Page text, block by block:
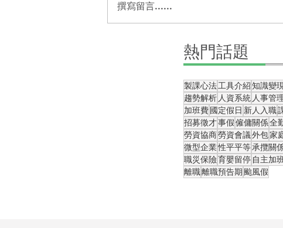
【5種拍攝法】協助你快速製
撰寫留言......
​熱門話題
製課心法工具介紹知識變
趨勢解析 人資系統 人事管
加班費 國定假日 新人入職
招募徵才事假僱傭關係全
勞資協商勞資會議外包家
微型企業性平平等承攬關
職災保險育嬰留停 自主加
離職離職預告期 颱風假